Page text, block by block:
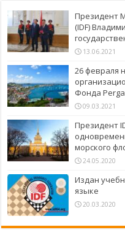
Президент
(IDF)
13.06.2021
26 февраля
Фонда
09.03.2021
Президент
морского
24.05.2020
Издан
языке
20.03.2020